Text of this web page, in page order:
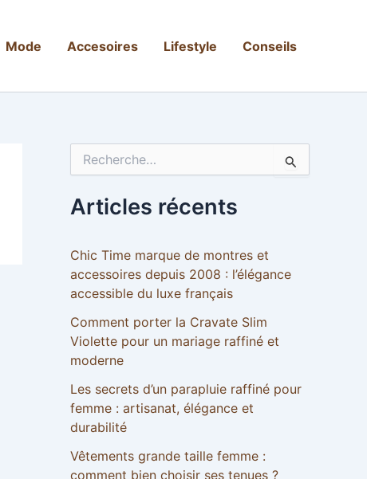
Mode Accesoires Lifestyle Conseils
h
e
h
e
r
:
Articles récents
Chic Time marque de montres et
accessoires depuis 2008 : l’élégance
accessible du luxe français
Comment porter la Cravate Slim
Violette pour un mariage raffiné et
moderne
Les secrets d’un parapluie raffiné pour
femme : artisanat, élégance et
durabilité
Vêtements grande taille femme :
comment bien choisir ses tenues ?